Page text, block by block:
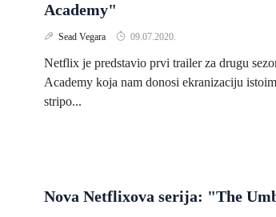
Academy"
Sead Vegara 09.07.2020.
Netflix je predstavio prvi trailer za drugu
Academy koja nam donosi ekranizaciju
stripo...
Nova Netflixova serija: "The